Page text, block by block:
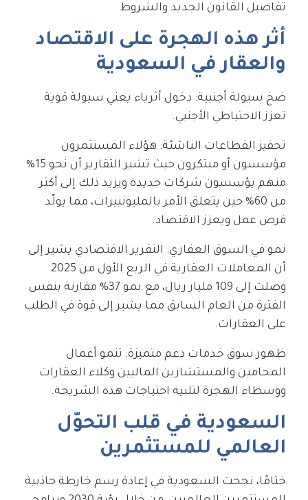
تفاصيل القانون الجديد والشروط
أثر هذه الهجرة على الاقتصاد
والعقار في السعودية
ضخ سيولة أجنبية: دخول أثرياء يعني سيولة قوية
تعزز الاحتياطي الأجنبي.
تحفيز القطاعات الناشئة: هؤلاء المستثمرون
مؤسسون أو مبتكرون حيث تشير التقارير أن نحو 15%
منهم يؤسسون شركات جديدة ويزيد ذلك إلى أكثر
من 60% حين يتعلق الأمر بالمليونييرات، مما يولّد
فرص عمل ويعزز الاقتصاد.
نمو في السوق العقاري: التقرير الاقتصادي يشير إلى
أن المعاملات العقارية في الربع الأول من 2025
وصلت إلى 109 مليار ريال، مع نمو 37% مقارنة بنفس
الفترة من العام السابق مما يشير إلى قوة في الطلب
على العقارات.
ظهور سوق خدمات دعم متميزة: تنمو أعمال
المحامين والمستشارين الماليين وكلاء العقارات
ووسطاء الهجرة لتلبية احتياجات هذه الشريحة.
السعودية في قلب التحوّل
العالمي للمستثمرين
ختامًا، نجحت السعودية في إعادة رسم خارطة جاذبية